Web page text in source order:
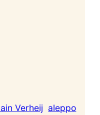
Verheij aleppo